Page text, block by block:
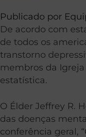
Publicado por
De acordo com
de todos os
transtorno
membros da
estatística.
O Élder Jeffrey R.
das doenças
conferência geral, “